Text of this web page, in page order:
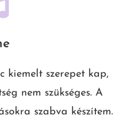
kiemelt szerepet kap,
nem szükséges. A
szabva készítem.